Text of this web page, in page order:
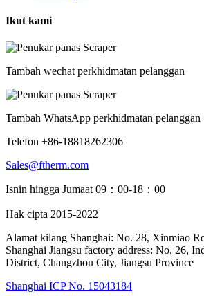
Ikut kami
Tambah wechat perkhidmatan pelanggan
Tambah WhatsApp perkhidmatan pelanggan
Telefon +86-18818262306
Sales@ftherm.com
Isnin hingga Jumaat 09：00-18：00
Hak cipta 2015-2022
Alamat kilang Shanghai: No. 28, Xinmiao
Shanghai Jiangsu factory address: No. 26,
District, Changzhou City, Jiangsu Province
Shanghai ICP No. 15043184